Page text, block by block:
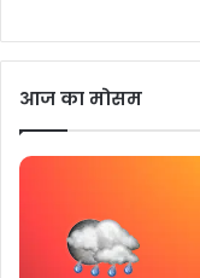
आज का मोसम